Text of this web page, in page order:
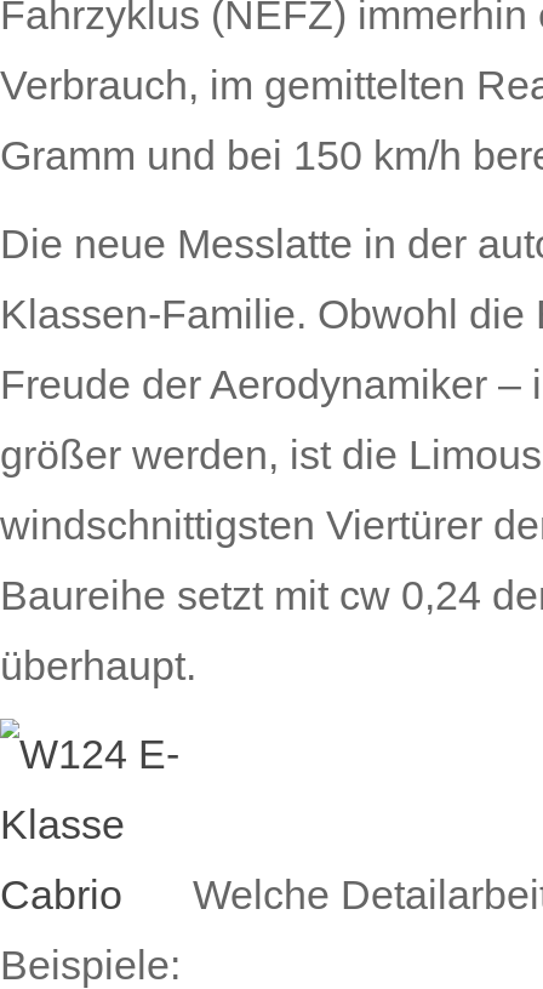
Fahrzyklus (NEFZ)
Verbrauch, im gemittelten
Gramm und bei 150 km/h
Die neue Messlatte in der
Klassen-Familie. Obwohl
Freude der Aerodynamiker
größer werden, ist die
windschnittigsten Viertürer
Baureihe setzt mit cw 0,24
überhaupt.
Welche
Beispiele: